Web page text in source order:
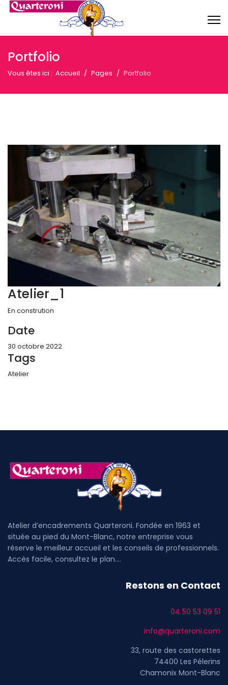
Portfolio
Vous êtes ici : Accueil Pages Portfolio
Atelier_1
En constrution
Date
30 octobre 2022
Tags
Atelier
Atelier d’encadrements Quarteroni. Fondée en 1963 et
située au pied du Mont-Blanc, notre entreprise vous
réserve le meilleur accueil et les conseils de professionnels.
Accès facile, consultez le plan....
Restons en Contact
04 50 53 09 51
info@quarteroni.com
33, route des castorettes
74400 Les Pélerins
Chamonix Mont-Blanc